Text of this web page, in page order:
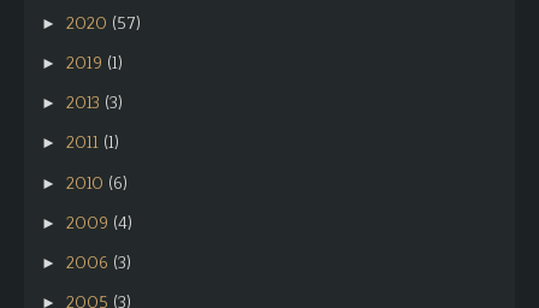
► 2020 (57)
► 2019 (1)
► 2013 (3)
► 2011 (1)
► 2010 (6)
► 2009 (4)
► 2006 (3)
►